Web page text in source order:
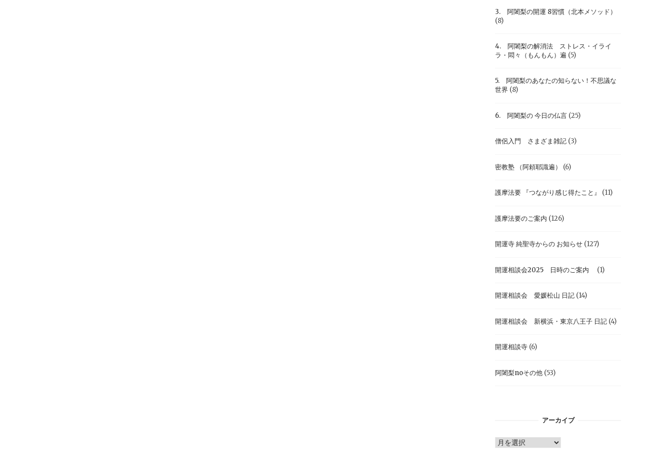
3. 阿闍梨の開運 8習慣（北本メソッド）
(8)
4. 阿闍梨の解消法 ストレス・イライ
ラ・悶々（もんもん）遍 (5)
5. 阿闍梨のあなたの知らない！不思議な
世界 (8)
6. 阿闍梨の 今日の仏言 (25)
僧侶入門 さまざま雑記 (3)
密教塾 （阿頼耶識遍） (6)
護摩法要 『つながり感じ得たこと』 (11)
護摩法要のご案内 (126)
開運寺 純聖寺からの お知らせ (127)
開運相談会2025 日時のご案内 (1)
開運相談会 愛媛松山 日記 (14)
開運相談会 新横浜・東京八王子 日記 (4)
開運相談寺 (6)
阿闍梨noその他 (53)
アーカイブ
ア